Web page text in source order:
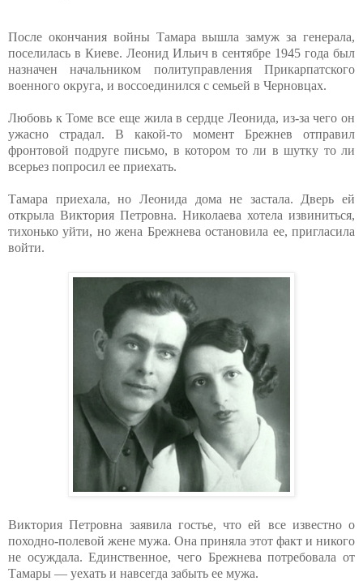
После окончания войны Тамара вышла замуж за генерала,
поселилась в Киеве. Леонид Ильич в сентябре 1945 года был
назначен начальником политуправления Прикарпатского
военного округа, и воссоединился с семьей в Черновцах.
Любовь к Томе все еще жила в сердце Леонида, из-за чего он
ужасно страдал. В какой-то момент Брежнев отправил
фронтовой подруге письмо, в котором то ли в шутку то ли
всерьез попросил ее приехать.
Тамара приехала, но Леонида дома не застала. Дверь ей
открыла Виктория Петровна. Николаева хотела извиниться,
тихонько уйти, но жена Брежнева остановила ее, пригласила
войти.
Виктория Петровна заявила гостье, что ей все известно о
походно-полевой жене мужа. Она приняла этот факт и никого
не осуждала. Единственное, чего Брежнева потребовала от
Тамары — уехать и навсегда забыть ее мужа.